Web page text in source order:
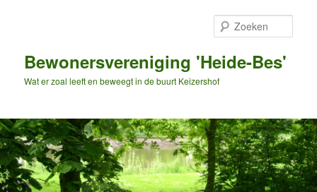
inhoudBewonersvereniging 'Heide-Bes'
Wat er zoal leeft en beweegt in de buurt Keizershof